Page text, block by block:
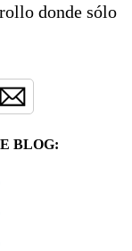
donde sólo
BLOG: